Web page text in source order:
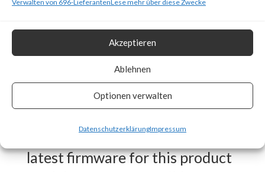
Verwalten von 696-LieferantenLese mehr über diese Zwecke
Akzeptieren
Ablehnen
Optionen verwalten
DatenschutzerklärungImpressum
linked to a TP-Link ID, will
automatically receive update
notifications in the web
administration interface and
Tether application. TP-Link
strongly recommends that you
download and update to the
latest firmware for this product